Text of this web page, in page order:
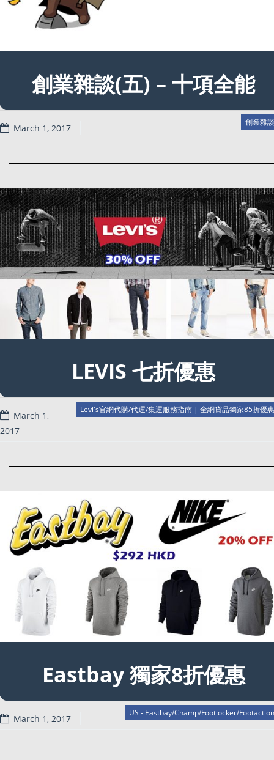
創業雜談(五) – 十項全能
創業雜談
March 1, 2017
LEVIS 七折優惠
Levi's官網代購/代運/集運服務指南 | 全網貨品獨家85折優惠
March 1,
2017
Eastbay 獨家8折優惠
US - Eastbay/Champ/Footlocker/Footaction
March 1, 2017